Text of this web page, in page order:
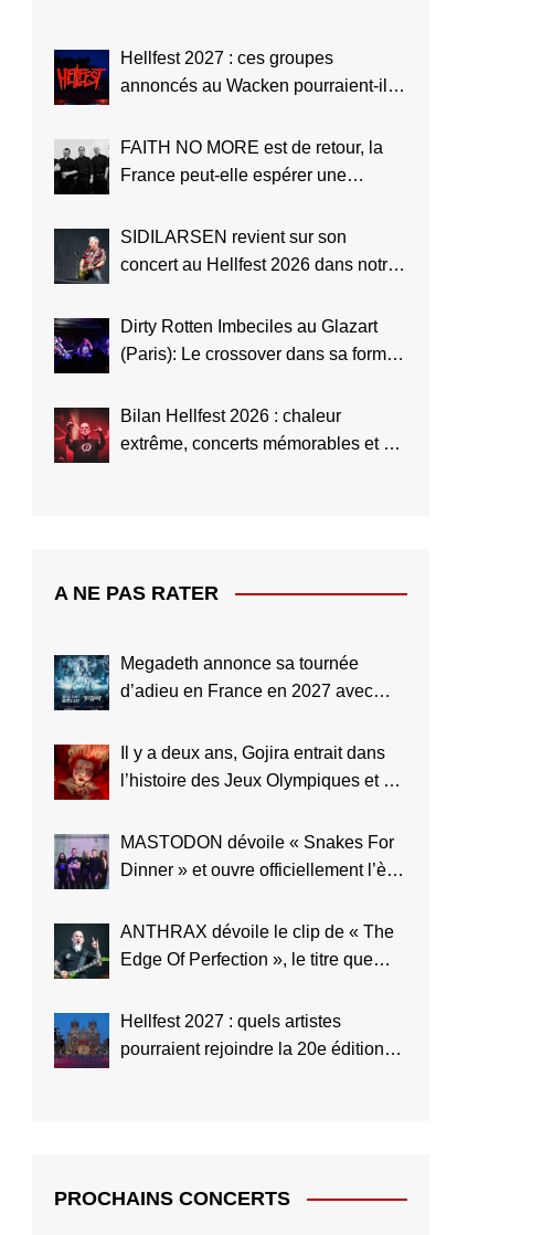
Hellfest 2027 : ces groupes
annoncés au Wacken pourraient-ils
FAITH NO MORE est de retour, la
France peut-elle espérer une
SIDILARSEN revient sur son
concert au Hellfest 2026 dans notre
Dirty Rotten Imbeciles au Glazart
(Paris): Le crossover dans sa forme
Bilan Hellfest 2026 : chaleur
extrême, concerts mémorables et un
A NE PAS RATER
Megadeth annonce sa tournée
d’adieu en France en 2027 avec
Il y a deux ans, Gojira entrait dans
l’histoire des Jeux Olympiques et du
MASTODON dévoile « Snakes For
Dinner » et ouvre officiellement l’ère
ANTHRAX dévoile le clip de « The
Edge Of Perfection », le titre que
meilleur de toute l’histoire du groupe
Hellfest 2027 : quels artistes
pourraient rejoindre la 20e édition
PROCHAINS CONCERTS